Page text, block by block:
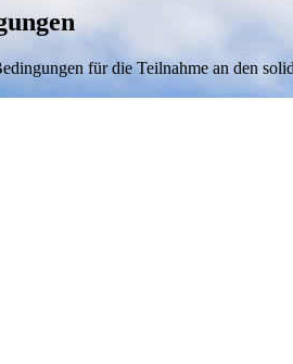
für die Teilnahme an den